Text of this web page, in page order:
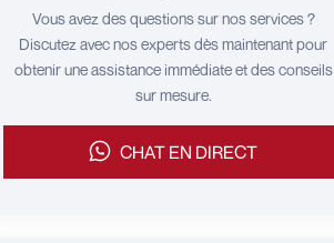
Vous avez des questions sur nos services ?
Discutez avec nos experts dès maintenant pour
obtenir une assistance immédiate et des conseils
sur mesure.
CHAT EN DIRECT